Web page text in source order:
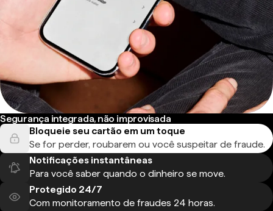
Segurança integrada, não improvisada
Bloqueie seu cartão em um toque
Se for perder, roubarem ou você suspeitar de fraude.
Notificações instantâneas
Para você saber quando o dinheiro se move.
Protegido 24/7
Com monitoramento de fraudes 24 horas.